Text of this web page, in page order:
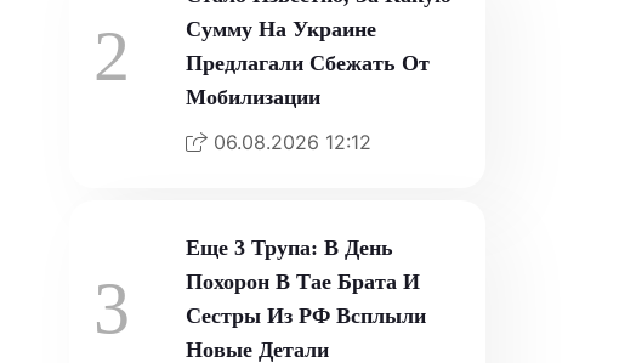
2
Сумму На Украине
Предлагали Сбежать От
Мобилизации
06.08.2026 12:12
3
Еще 3 Трупа: В День
Похорон В Тае Брата И
Сестры Из РФ Всплыли
Новые Детали